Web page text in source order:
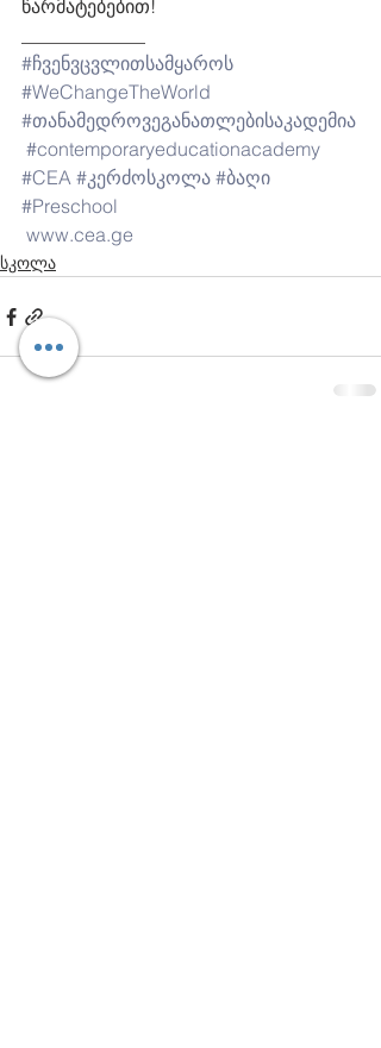
წარმატებებით!
#ჩვენვცვლითსამყაროს
#WeChangeTheWorld
#თანამედროვეგანათლებისაკადემია
#contemporaryeducationacademy
#CEA #კერძოსკოლა #ბაღი
#Preschool
www.cea.ge
სკოლა